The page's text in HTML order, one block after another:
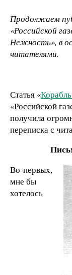
Продолжаем
«Российской
Нежность», в
читателями.
Статья «
«Российской
получила
переписка с
Во-первых,
мне бы
хотелось